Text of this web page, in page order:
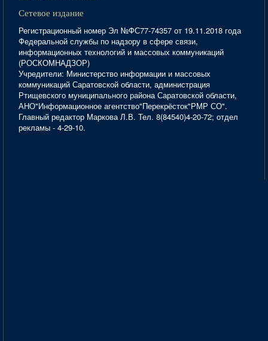
Сетевое издание
Регистрационный номер Эл №ФС77-74357 от 19.11.2018 года
Федеральной службы по надзору в сфере связи,
информационных технологий и массовых коммуникаций
(РОСКОМНАДЗОР)
Учредители: Министерство информации и массовых
коммуникаций Саратовской области, администрация
Ртищевского муниципального района Саратовской области,
АНО"Информационное агентство"Перекрёсток"РМР СО".
Главный редактор Маркова Л.В. Тел. 8(84540)4-20-72; отдел
рекламы - 4-29-10.